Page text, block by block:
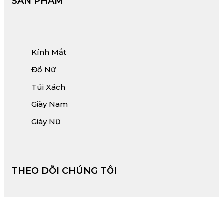
THEO DÕI CHÚNG TÔI
Kính Mắt
Đồ Nữ
Túi Xách
Giày Nam
Giày Nữ